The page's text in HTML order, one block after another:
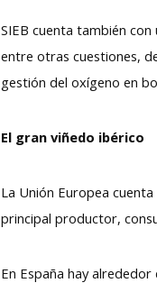
SIEB cuenta también
entre otras cuestiones,
gestión del oxígeno en
El gran viñedo ibérico
La Unión Europea
principal productor,
En España hay alrededor